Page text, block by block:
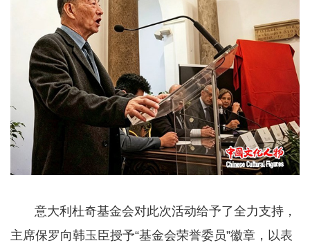
意大利杜奇基金会对此次活动给予了全力支持，
主席保罗向韩玉臣授予“基金会荣誉委员”徽章，以表